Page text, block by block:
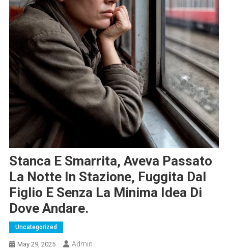
Stanca E Smarrita, Aveva Passato
La Notte In Stazione, Fuggita Dal
Figlio E Senza La Minima Idea Di
Dove Andare.
Uncategorized
May 29, 2025 Admin